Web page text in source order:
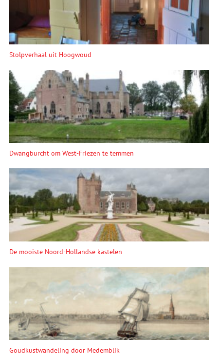
Stolpverhaal uit Hoogwoud
Dwangburcht om West-Friezen te temmen
De mooiste Noord-Hollandse kastelen
Goudkustwandeling door Medemblik